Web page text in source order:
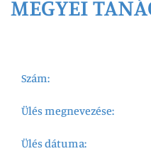
Legfrissebb
MEGYEI
Szám:
Ülés megnevezése:
Ülés dátuma: